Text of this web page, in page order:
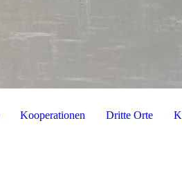
Kooperationen Dritte Orte